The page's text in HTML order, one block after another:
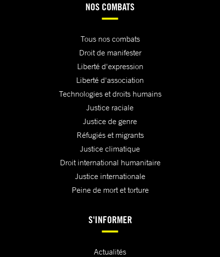
NOS COMBATS
Tous nos combats
Droit de manifester
Liberté d'expression
Liberté d'association
Technologies et droits humains
Justice raciale
Justice de genre
Réfugiés et migrants
Justice climatique
Droit international humanitaire
Justice internationale
Peine de mort et torture
S'INFORMER
Actualités